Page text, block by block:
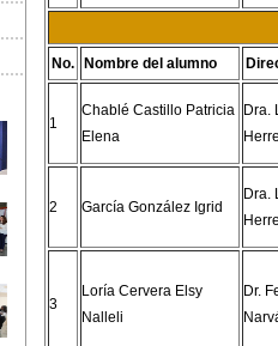
No. Nombre del alumno
1
Chablé Castillo Patricia
Elena
Dra.
2 García González Igrid
Dra.
3
Loría Cervera Elsy
Nalleli
Dr.